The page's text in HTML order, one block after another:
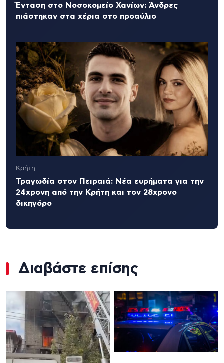
Ένταση στο Νοσοκομείο Χανίων: Άνδρες
πιάστηκαν στα χέρια στο προαύλιο
Κρήτη
Τραγωδία στον Πειραιά: Νέα ευρήματα για την
24χρονη από την Κρήτη και τον 28χρονο
δικηγόρο
Διαβάστε επίσης